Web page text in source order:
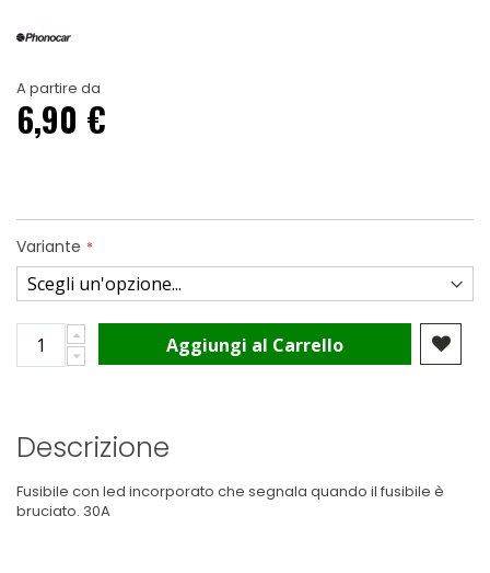
A partire da
6,90 €
Variante
Aggiungi al Carrello
Descrizione
Fusibile con led incorporato che segnala quando il fusibile è
bruciato. 30A